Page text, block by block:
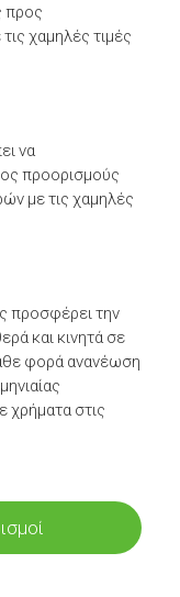
προς
χαμηλές τιμές
να
προορισμούς
με τις χαμηλές
προσφέρει την
και κινητά σε
φορά ανανέωση
χρήματα στις